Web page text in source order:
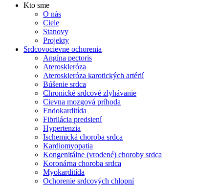
Kto sme
O nás
Ciele
Stanovy
Projekty
Srdcovocievne ochorenia
Angína pectoris
Ateroskleróza
Ateroskleróza karotických artérií
Búšenie srdca
Chronické srdcové zlyhávanie
Cievna mozgová príhoda
Endokarditída
Fibrilácia predsiení
Hypertenzia
Ischemická choroba srdca
Kardiomyopatia
Kongenitálne (vrodené) choroby srdca
Koronárna choroba srdca
Myokarditída
Ochorenie srdcových chlopní